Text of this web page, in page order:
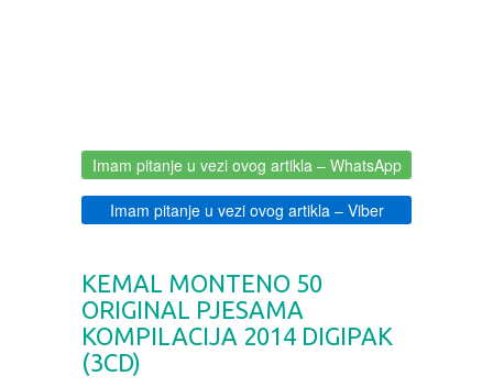
DRAMA
DRUSTVENA IGRA
DUH I TELO
EDUKATIVNI
100% PRIRODNO
Imam pitanje u vezi ovog artikla– WhatsApp
Imam pitanje u vezi ovog artikla– Viber
KEMAL MONTENO 50
ORIGINAL PJESAMA
KOMPILACIJA 2014 DIGIPAK
(3CD)